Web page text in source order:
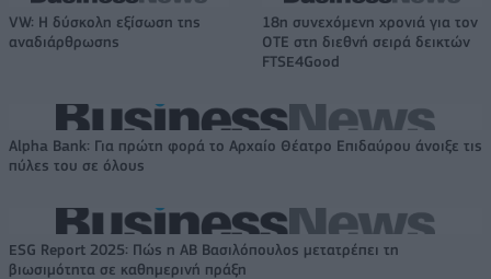
VW: Η δύσκολη εξίσωση της
αναδιάρθρωσης
18η συνεχόμενη χρονιά για τον
ΟΤΕ στη διεθνή σειρά δεικτών
FTSE4Good
Alpha Bank: Για πρώτη φορά το Αρχαίο Θέατρο Επιδαύρου άνοιξε τις
πύλες του σε όλους
ESG Report 2025: Πώς η ΑΒ Βασιλόπουλος μετατρέπει τη
βιωσιμότητα σε καθημερινή πράξη